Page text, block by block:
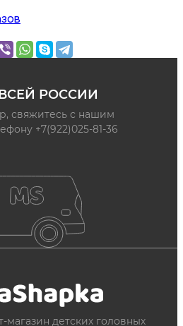
РОССИИ
свяжитесь с нашим
+7(922)025-81-36
детских головных